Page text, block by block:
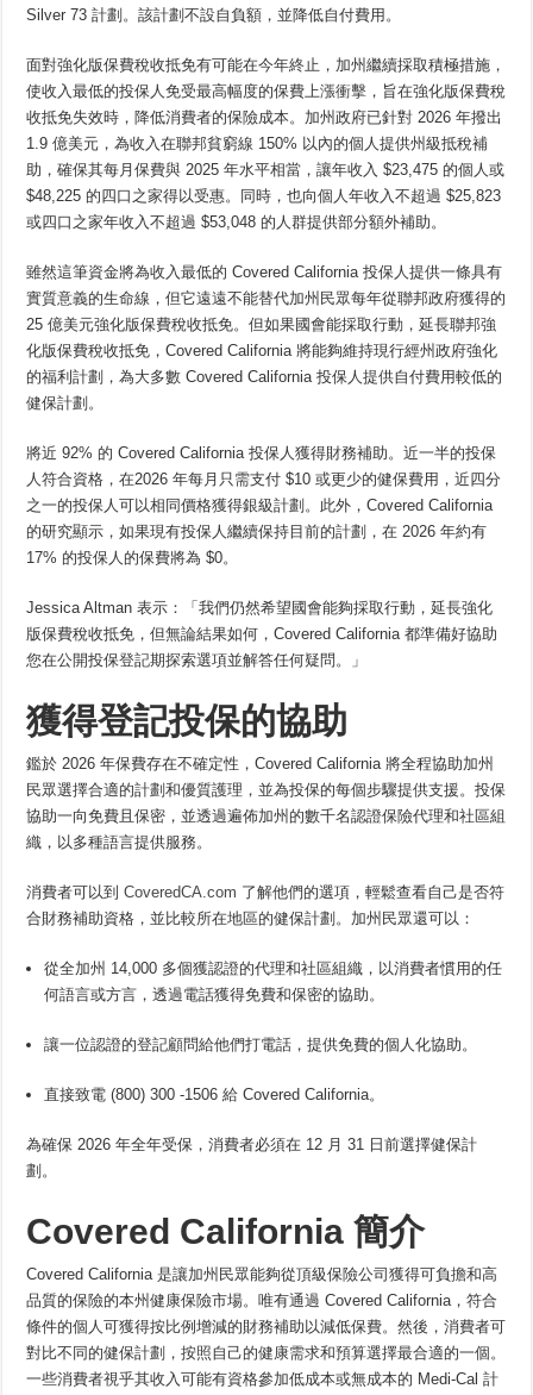
Silver 73 計劃。該計劃不設自負額，並降低自付費用。
面對強化版保費稅收抵免有可能在今年終止，加州繼續採取積極措施，
使收入最低的投保人免受最高幅度的保費上漲衝擊，旨在強化版保費稅
收抵免失效時，降低消費者的保險成本。加州政府已針對 2026 年撥出
1.9 億美元，為收入在聯邦貧窮線 150% 以內的個人提供州級抵稅補
助，確保其每月保費與 2025 年水平相當，讓年收入 $23,475 的個人或
$48,225 的四口之家得以受惠。同時，也向個人年收入不超過 $25,823
或四口之家年收入不超過 $53,048 的人群提供部分額外補助。
雖然這筆資金將為收入最低的 Covered California 投保人提供一條具有
實質意義的生命線，但它遠遠不能替代加州民眾每年從聯邦政府獲得的
25 億美元強化版保費稅收抵免。但如果國會能採取行動，延長聯邦強
化版保費稅收抵免，Covered California 將能夠維持現行經州政府強化
的福利計劃，為大多數 Covered California 投保人提供自付費用較低的
健保計劃。
將近 92% 的 Covered California 投保人獲得財務補助。近一半的投保
人符合資格，在2026 年每月只需支付 $10 或更少的健保費用，近四分
之一的投保人可以相同價格獲得銀級計劃。此外，Covered California
的研究顯示，如果現有投保人繼續保持目前的計劃，在 2026 年約有
17% 的投保人的保費將為 $0。
Jessica Altman 表示：「我們仍然希望國會能夠採取行動，延長強化
版保費稅收抵免，但無論結果如何，Covered California 都準備好協助
您在公開投保登記期探索選項並解答任何疑問。」
獲得登記投保的協助
鑑於 2026 年保費存在不確定性，Covered California 將全程協助加州
民眾選擇合適的計劃和優質護理，並為投保的每個步驟提供支援。投保
協助一向免費且保密，並透過遍佈加州的數千名認證保險代理和社區組
織，以多種語言提供服務。
消費者可以到CoveredCA.com 了解他們的選項，輕鬆查看自己是否符
合財務補助資格，並比較所在地區的健保計劃。加州民眾還可以：
從全加州 14,000 多個獲認證的代理和社區組織，以消費者慣用的任
何語言或方言，透過電話獲得免費和保密的協助。
讓一位認證的登記顧問給他們打電話，提供免費的個人化協助。
直接致電 (800) 300 -1506 給 Covered California。
為確保 2026 年全年受保，消費者必須在 12 月 31 日前選擇健保計
劃。
Covered California 簡介
Covered California 是讓加州民眾能夠從頂級保險公司獲得可負擔和高
品質的保險的本州健康保險市場。唯有通過 Covered California，符合
條件的個人可獲得按比例增減的財務補助以減低保費。然後，消費者可
對比不同的健保計劃，按照自己的健康需求和預算選擇最合適的一個。
一些消費者視乎其收入可能有資格參加低成本或無成本的 Medi-Cal 計